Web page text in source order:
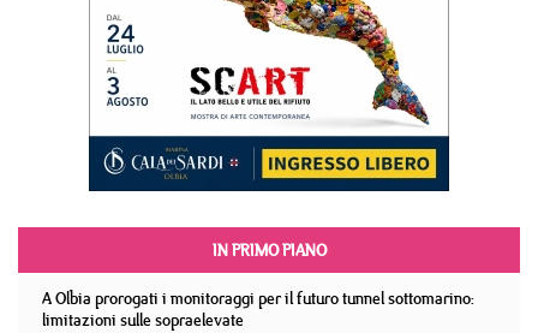
IN PRIMO PIANO
A Olbia prorogati i monitoraggi per il futuro tunnel sottomarino:
limitazioni sulle sopraelevate